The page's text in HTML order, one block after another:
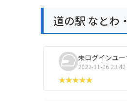
道の駅 なとわ
未ログインユー
2022-11-06 23:42